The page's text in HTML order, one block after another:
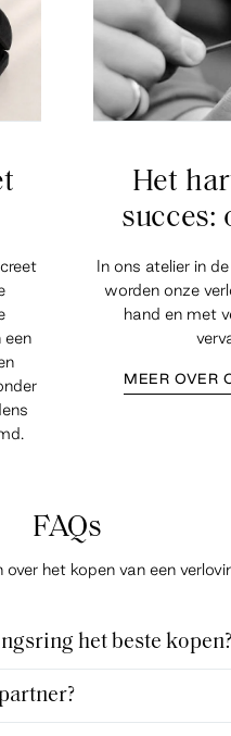
een
Het
succes:
In ons atelier in
worden onze
hand en met
MEER OVER
FAQs
het kopen van een
het beste kopen?